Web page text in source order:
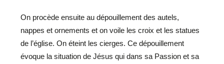
On procède ensuite au dépouillement des autels,
nappes et ornements et on voile les croix et les statues
de l’église. On éteint les cierges. Ce dépouillement
évoque la situation de Jésus qui dans sa Passion et sa